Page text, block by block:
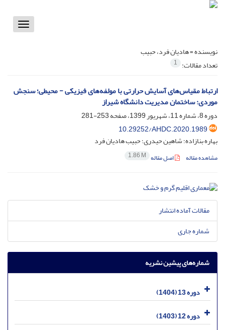
Toggle
نویسنده =هادیان فرد، حبیب
تعداد مقالات: 1
ارتباط مقیاس‌های آسایش حرارتی با مولفه‌های فیزیکی - محیطی؛ سنجش
موردی: ساختمان مدیریت دانشگاه شیراز
دوره 8، شماره 11، شهریور 1399، صفحه
253-281
10.29252/AHDC.2020.1989
بهاره بنازاده؛ شاهین حیدری؛ حبیب هادیان فرد
مشاهده مقاله اصل مقاله 1.86 M
مقالات آماده انتشار
شماره جاری
شماره‌های پیشین نشریه
دوره 13 (1404)
دوره 12 (1403)